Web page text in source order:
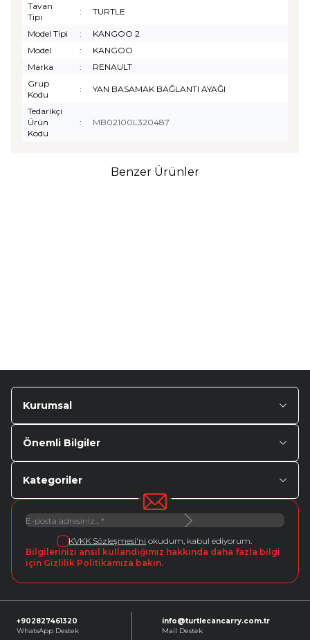
Tavan
Tipi
: TURTLE
Model Tipi :
KANGOO 2
Model
:
KANGOO
Marka
:
RENAULT
Grup
Kodu
: YAN BASAMAK BAĞLANTI AYAĞI
Tedarikçi
Ürün
Kodu
: MB02100L320487
Benzer Ürünler
Kurumsal
Önemli Bilgiler
Kategoriler
KVKK Sözleşmesi'ni okudum, kabul ediyorum.
Bilgilerinizi ansıl kullandığımız hakkında daha fazla bilgi
için Gizlilik Politikamıza bakın.
+902827461320
WhatsApp Destek
info@turtlecancarry.com.tr
Mail Destek